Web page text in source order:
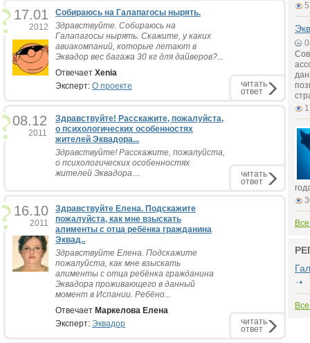
17.01
2012
Собираюсь на Галапагосы нырять.
Здравствуйте. Собираюсь на
Галапагосы нырять. Скажите, у каких
авиакомпаний, которые летают в
Эквадор вес багажа 30 кг для дайверов?...
Отвечает Xenia
Эксперт: О проекте читать
ответ
08.12
2011
Здравствуйте! Расскажите, пожалуйста,
о психологических особенностях
жителей Эквадора...
Здравствуйте! Расскажите, пожалуйста,
о психологических особенностях
жителей Эквадора....
читать
ответ
16.10
2011
Здравствуйте Елена. Подскажите
пожалуйста, как мне взыскать
алименты с отца ребёнка гражданина
Эквад..
Здравствуйте Елена. Подскажите
пожалуйста, как мне взыскать
алименты с отца ребёнка гражданина
Эквадора проживающего в данный
момент в Испании. Ребёно...
Отвечает Маркелова Елена
Эксперт: Эквадор читать
ответ